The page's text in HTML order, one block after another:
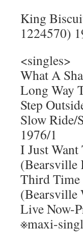
King
1224570)
<singles>
What A
Long Way
Step
Slow Ride/
1976/1
I Just
(Bearsville
Third Time
(Bearsville
Live Now-
※maxi-